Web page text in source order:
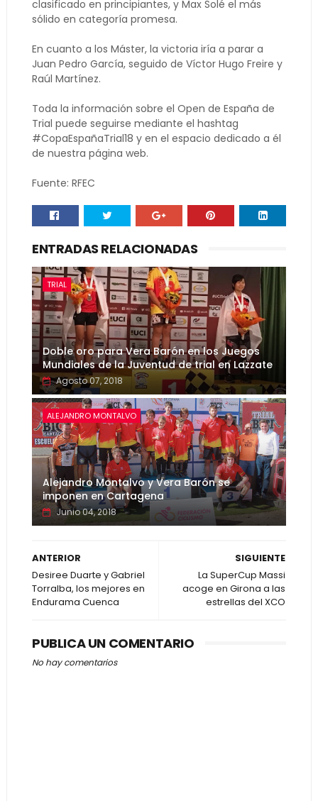
clasificado en principiantes, y Max Solé el más
sólido en categoría promesa.
En cuanto a los Máster, la victoria iría a parar a
Juan Pedro García, seguido de Víctor Hugo Freire y
Raúl Martínez.
Toda la información sobre el Open de España de
Trial puede seguirse mediante el hashtag
#CopaEspañaTrial18 y en el espacio dedicado a él
de nuestra página web.
Fuente: RFEC
ENTRADAS RELACIONADAS
TRIAL
Doble oro para Vera Barón en los Juegos
Mundiales de la Juventud de trial en Lazzate
Agosto 07, 2018
ALEJANDRO MONTALVO
Alejandro Montalvo y Vera Barón se
imponen en Cartagena
Junio 04, 2018
SIGUIENTE
La SuperCup Massi
acoge en Girona a las
estrellas del XCO
ANTERIOR
Desiree Duarte y Gabriel
Torralba, los mejores en
Endurama Cuenca
PUBLICA UN COMENTARIO
No hay comentarios